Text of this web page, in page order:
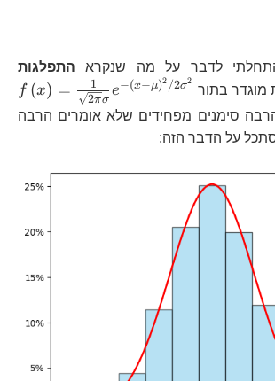
לדבר על מה שנקרא התפלגות
מוגדר בתור f (x) = 2πσ
1 e−(x−μ)2 /2σ2
סימנים מפחידים שלא אומרים הרבה
על הדבר הזה: